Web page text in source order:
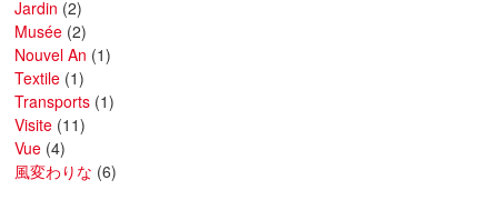
Jardin (2)
Musée (2)
Nouvel An (1)
Textile (1)
Transports (1)
Visite (11)
Vue (4)
風変わりな (6)